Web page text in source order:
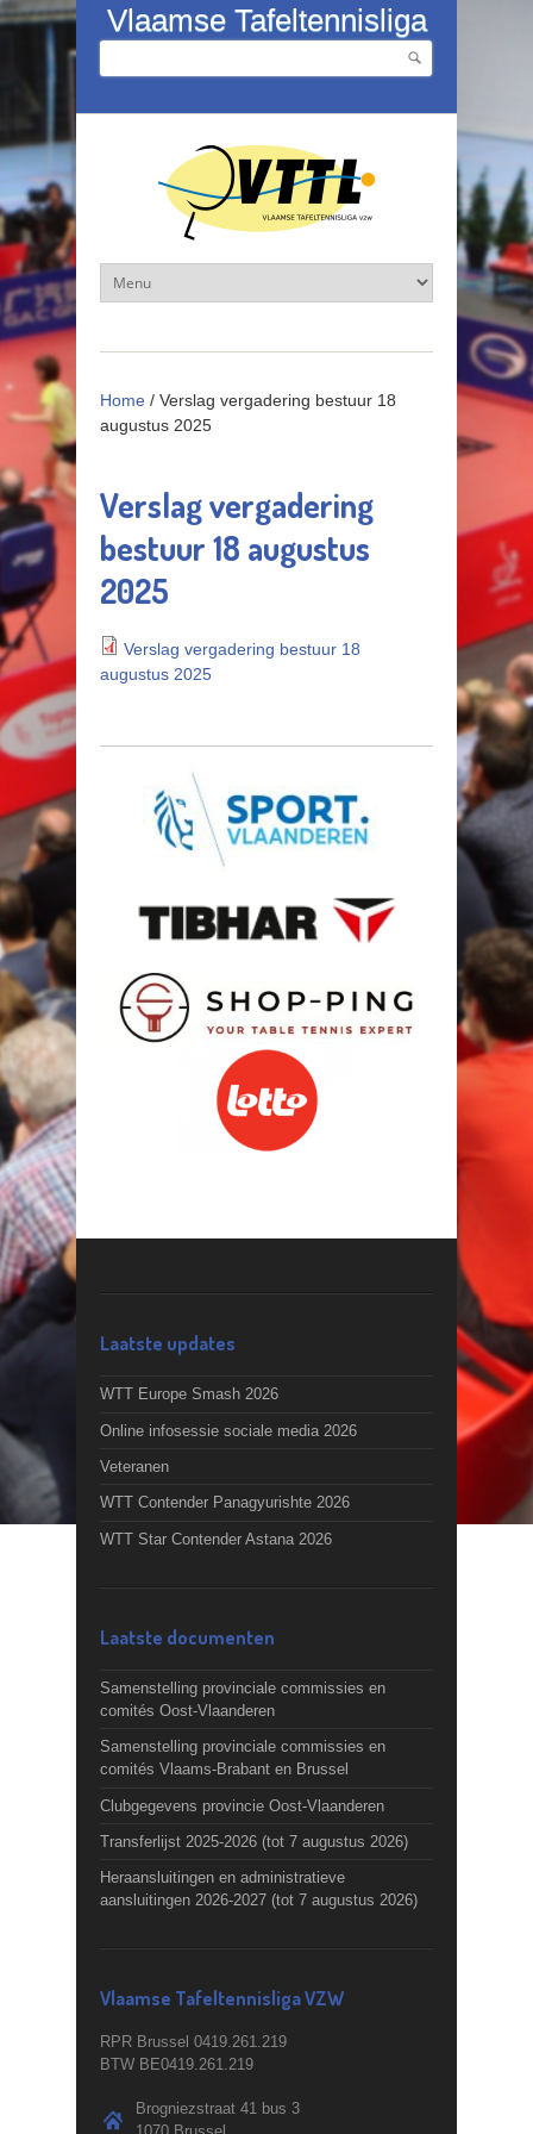
Overslaan en naar de inhoud gaan
Vlaamse Tafeltennisliga
Zoekveld
Home / Verslag vergadering bestuur 18
augustus 2025
Verslag vergadering
bestuur 18 augustus
2025
Verslag vergadering bestuur 18
augustus 2025
Laatste updates
WTT Europe Smash 2026
Online infosessie sociale media 2026
Veteranen
WTT Contender Panagyurishte 2026
WTT Star Contender Astana 2026
Laatste documenten
Samenstelling provinciale commissies en
comités Oost-Vlaanderen
Samenstelling provinciale commissies en
comités Vlaams-Brabant en Brussel
Clubgegevens provincie Oost-Vlaanderen
Transferlijst 2025-2026 (tot 7 augustus 2026)
Heraansluitingen en administratieve
aansluitingen 2026-2027 (tot 7 augustus 2026)
Vlaamse Tafeltennisliga VZW
RPR Brussel 0419.261.219
BTW BE0419.261.219
Brogniezstraat 41 bus 3